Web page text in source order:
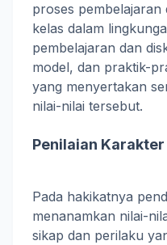
proses
kelas dalam
pembelajaran dan
model, dan praktik-
yang menyertakan
nilai-nilai tersebut.
Penilaian Karakter
Pada hakikatnya
menanamkan nilai-
sikap dan perilaku